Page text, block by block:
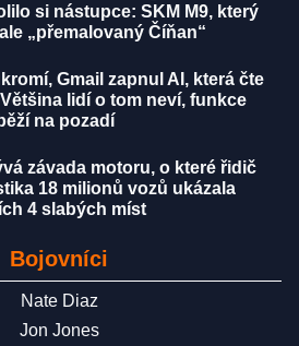
si nástupce: SKM M9, který
„přemalovaný Číňan“
Gmail zapnul AI, která čte
lidí o tom neví, funkce
běží na pozadí
závada motoru, o které řidič
18 milionů vozů ukázala
4 slabých míst
Bojovníci
Nate Diaz
Jon Jones